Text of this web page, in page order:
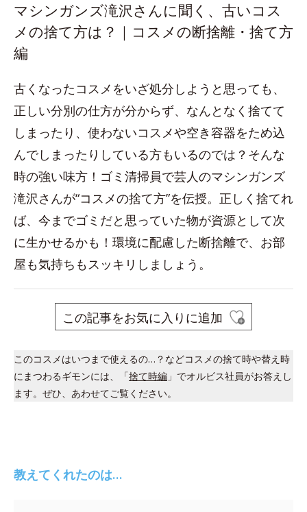
マシンガンズ滝沢さんに聞く、古いコス
メの捨て方は？｜コスメの断捨離・捨て方
編
古くなったコスメをいざ処分しようと思っても、
正しい分別の仕方が分からず、なんとなく捨てて
しまったり、使わないコスメや空き容器をため込
んでしまったりしている方もいるのでは？そんな
時の強い味方！ゴミ清掃員で芸人のマシンガンズ
滝沢さんが“コスメの捨て方”を伝授。正しく捨てれ
ば、今までゴミだと思っていた物が資源として次
に生かせるかも！環境に配慮した断捨離で、お部
屋も気持ちもスッキリしましょう。
この記事をお気に入りに追加
このコスメはいつまで使えるの…？などコスメの捨て時や替え時
にまつわるギモンには、「捨て時編 」でオルビス社員がお答えし
ます。ぜひ、あわせてご覧ください。
教えてくれたのは…